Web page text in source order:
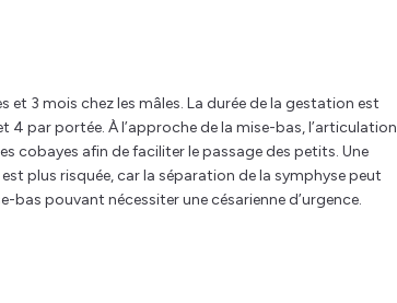
3 mois chez les mâles. La durée de la gestation est
4 par portée. À l’approche de la mise-bas, l’articulation
cobayes afin de faciliter le passage des petits. Une
plus risquée, car la séparation de la symphyse peut
pouvant nécessiter une césarienne d’urgence.